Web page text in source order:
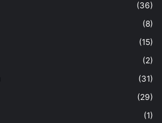
(36)
(8)
(15)
(2)
(31)
(29)
(1)